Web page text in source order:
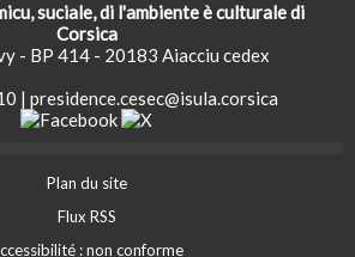
suciale, di l'ambiente è culturale di
Corsica
- BP 414 - 20183 Aiacciu cedex
| presidence.cesec@isula.corsica
Plan du site
Flux RSS
: non conforme